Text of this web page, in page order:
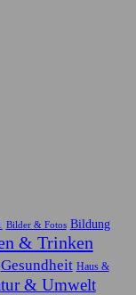
Bilder & Fotos Bildung
& Trinken
Gesundheit Haus &
& Umwelt